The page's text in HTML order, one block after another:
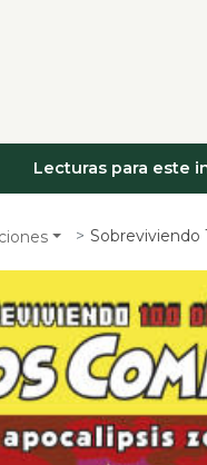
Lecturas para este
Sobreviviendo 100